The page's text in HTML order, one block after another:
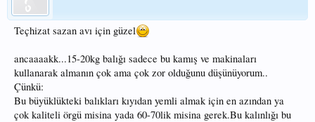
Teçhizat sazan avı için güzel
ancaaaakk...15-20kg balığı sadece bu kamış ve makinaları
kullanarak almanın çok ama çok zor olduğunu düşünüyorum..
Çünkü:
Bu büyüklükteki balıkları kıyıdan yemli almak için en azından ya
çok kaliteli örgü misina yada 60-70lik misina gerek.Bu kalınlığı bu